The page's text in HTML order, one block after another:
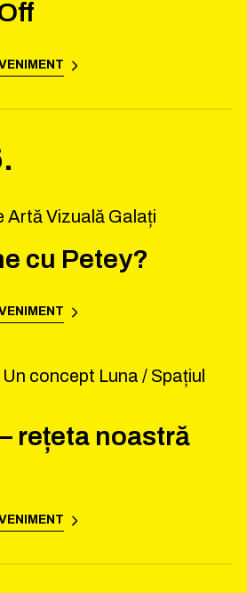
.
Artă Vizuală Galați
cu Petey?
concept Luna / Spațiul
rețeta noastră